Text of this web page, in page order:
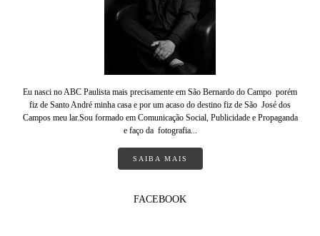
Eu nasci no ABC Paulista mais precisamente em São Bernardo do Campo porém
fiz de Santo André minha casa e por um acaso do destino fiz de São José dos
Campos meu lar.Sou formado em Comunicação Social, Publicidade e Propaganda
e faço da fotografia...
SAIBA MAIS
FACEBOOK